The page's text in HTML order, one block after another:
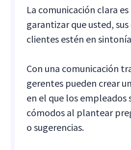
La comunicación clara
garantizar que usted,
clientes estén en
Con una comunicación
gerentes pueden crear
en el que los empleados
cómodos al plantear
o sugerencias.